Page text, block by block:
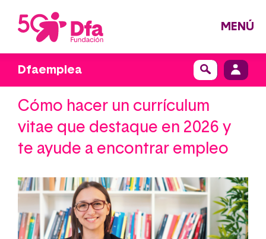
contenido
principal
MENÚ
Dfaemplea
Cómo hacer un currículum
vitae que destaque en 2026 y
te ayude a encontrar empleo